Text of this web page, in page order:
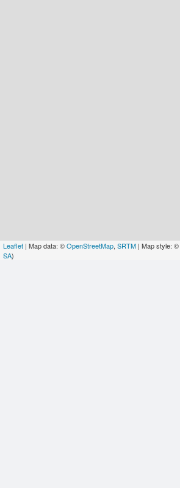
Leaflet | Map data: ©OpenStreetMap, SRTM | Map style: ©
SA)